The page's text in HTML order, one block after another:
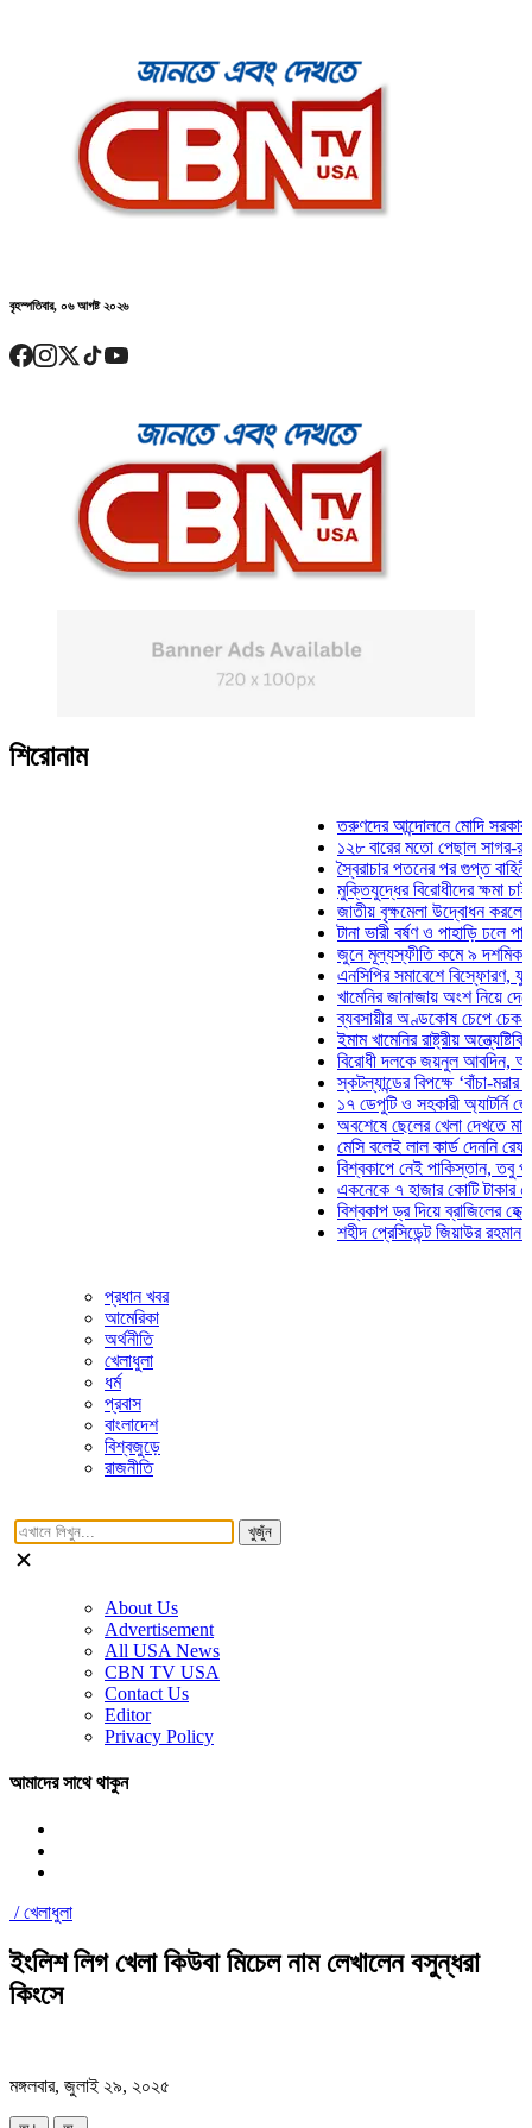
বৃহস্পতিবার, ০৬ আগষ্ট ২০২৬
শিরোনাম
তরুণদের আন্দোলনে মোদি সরকার দুর্বল
১২৮ বারের মতো পেছাল সাগর-রুনি
স্বৈরাচার পতনের পর গুপ্ত বাহিনীর
মুক্তিযুদ্ধের বিরোধীদের ক্ষমা চাইতে
জাতীয় বৃক্ষমেলা উদ্বোধন করলেন
টানা ভারী বর্ষণ ও পাহাড়ি ঢলে পানিবন্দি
জুনে মূল্যস্ফীতি কমে ৯ দশমিক ১৬
এনসিপির সমাবেশে বিস্ফোরণ,
খামেনির জানাজায় অংশ নিয়ে দেশে
ব্যবসায়ীর অণ্ডকোষ চেপে চেক-
ইমাম খামেনির রাষ্ট্রীয়
বিরোধী দলকে জয়নুল আবদিন, আপনারা
স্কটল্যান্ডের বিপক্ষে ‘বাঁচা-মরার
১৭ ডেপুটি ও সহকারী অ্যাটর্নি
অবশেষে ছেলের খেলা দেখতে মাঠে
মেসি বলেই লাল কার্ড দেননি রেফারি!
বিশ্বকাপে নেই পাকিস্তান, তবু প্রতিটি
একনেকে ৭ হাজার কোটি টাকার ৫
বিশ্বকাপ ড্র দিয়ে ব্রাজিলের হেক্সা
শহীদ প্রেসিডেন্ট জিয়াউর রহমান
প্রধান খবর
আমেরিকা
অর্থনীতি
খেলাধুলা
ধর্ম
প্রবাস
বাংলাদেশ
বিশ্বজুড়ে
রাজনীতি
খুজুঁন
About Us
Advertisement
All USA News
CBN TV USA
Contact Us
Editor
Privacy Policy
আমাদের সাথে থাকুন
/খেলাধুলা
ইংলিশ লিগ খেলা কিউবা মিচেল নাম লেখালেন বসুন্ধরা
কিংসে
মঙ্গলবার, জুলাই ২৯, ২০২৫